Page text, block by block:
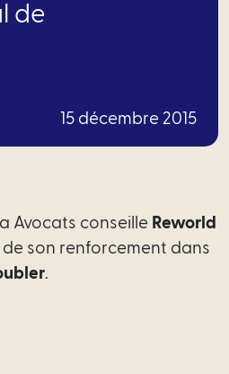
Santé
Tech
de
15 décembre 2015
Avocats conseille Reworld
son renforcement dans
.